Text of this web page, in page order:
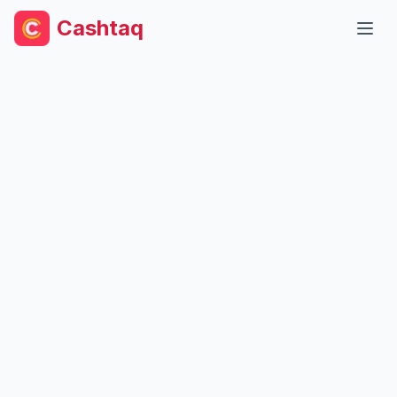
Cashtaq